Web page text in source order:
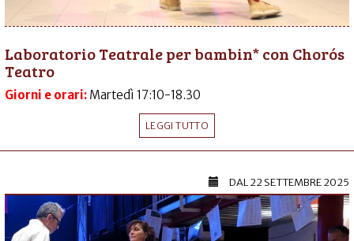
Laboratorio Teatrale per bambin* con Chorós
Teatro
Giorni e orari: Martedì 17:10-18.30
LEGGI TUTTO
DAL22 SETTEMBRE 2025